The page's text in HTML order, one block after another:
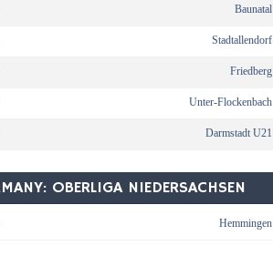
Baunatal
Stadtallendorf
Friedberg
Unter-Flockenbach
Darmstadt U21
OBERLIGA NIEDERSACHSEN
Hemmingen